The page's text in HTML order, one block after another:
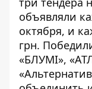
объявляли
октября, и
грн.
«БЛУМІ»,